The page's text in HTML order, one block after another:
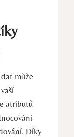
může
atributů
Díky